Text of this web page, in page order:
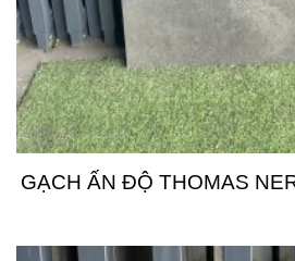
GẠCH ẤN ĐỘ THOMAS